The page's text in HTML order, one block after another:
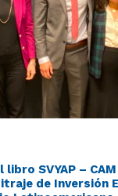
SVYAP –
de Inversión